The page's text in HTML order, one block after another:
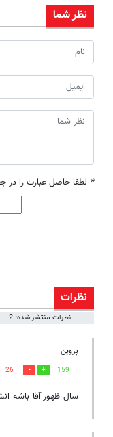
نظر شما
* لطفا حاصل عبارت را در
نظرات
نظرات منتشر شده: 2
پروین
159
26
سال ظهور آقا باشه